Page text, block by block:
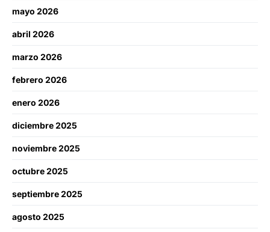
mayo 2026
abril 2026
marzo 2026
febrero 2026
enero 2026
diciembre 2025
noviembre 2025
octubre 2025
septiembre 2025
agosto 2025